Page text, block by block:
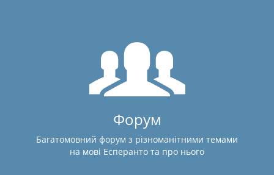
Форум
Багатомовний форум з різноманітними темами
на мові Есперанто та про нього